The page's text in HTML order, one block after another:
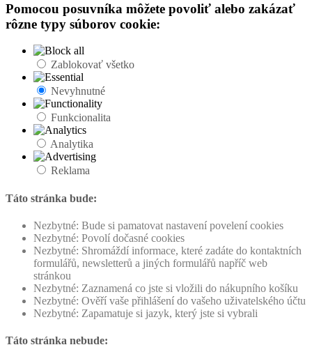
Pomocou posuvníka môžete povoliť alebo zakázať
rôzne typy súborov cookie:
Zablokovať všetko
Nevyhnutné
Funkcionalita
Analytika
Reklama
Táto stránka bude:
Nezbytné: Bude si pamatovat nastavení povelení cookies
Nezbytné: Povolí dočasné cookies
Nezbytné: Shromáždí informace, které zadáte do kontaktních
formulářů, newsletterů a jiných formulářů napříč web
stránkou
Nezbytné: Zaznamená co jste si vložili do nákupního košíku
Nezbytné: Ověří vaše přihlášení do vašeho uživatelského účtu
Nezbytné: Zapamatuje si jazyk, který jste si vybrali
Táto stránka nebude: